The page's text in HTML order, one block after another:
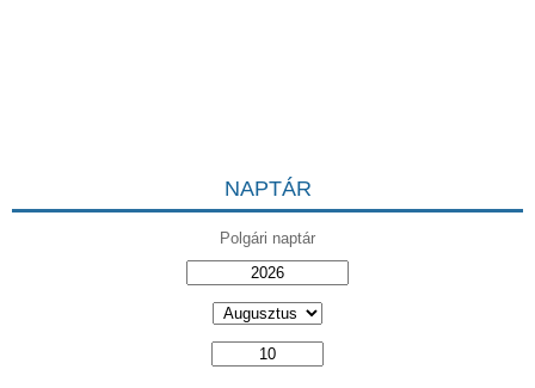
NAPTÁR
Polgári naptár